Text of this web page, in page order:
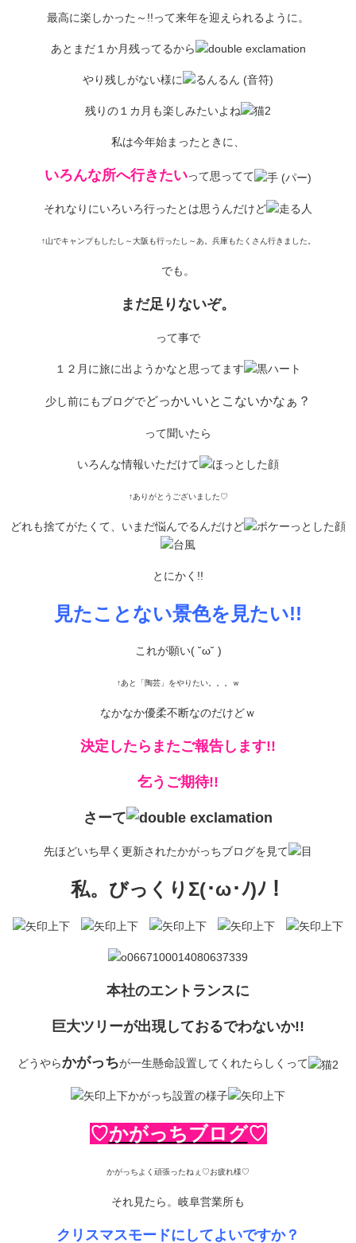
最高に楽しかった～!!って来年を迎えられるように。
あとまだ１か月残ってるから
やり残しがない様に
残りの１カ月も楽しみたいよね
私は今年始まったときに、
いろんな所へ行きたいって思ってて
それなりにいろいろ行ったとは思うんだけど
↑山でキャンプもしたし～大阪も行ったし～あ。兵庫もたくさん行きました。
でも。
まだ足りないぞ。
って事で
１２月に旅に出ようかなと思ってます
少し前にもブログでどっかいいとこないかなぁ？
って聞いたら
いろんな情報いただけて
↑ありがとうございました♡
どれも捨てがたくて、いまだ悩んでるんだけど
とにかく!!
見たことない景色を見たい!!
これが願い( ˘ω˘ )
↑あと「陶芸」をやりたい。。。ｗ
なかなか優柔不断なのだけどｗ
決定したらまたご報告します!!
乞うご期待!!
さーて
先ほどいち早く更新されたかがっちブログを見て
私。びっくりΣ(･ω･ﾉ)ﾉ！
本社のエントランスに
巨大ツリーが出現しておるでわないか!!
どうやらかがっちが一生懸命設置してくれたらしくって
かがっち設置の様子
♡かがっちブログ♡
かがっちよく頑張ったねぇ♡お疲れ様♡
それ見たら。岐阜営業所も
クリスマスモードにしてよいですか？